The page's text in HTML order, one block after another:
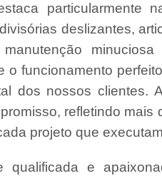
particularmente
deslizantes,
o funcionamento
dos nossos clientes.
refletindo mais
projeto que
qualificada e